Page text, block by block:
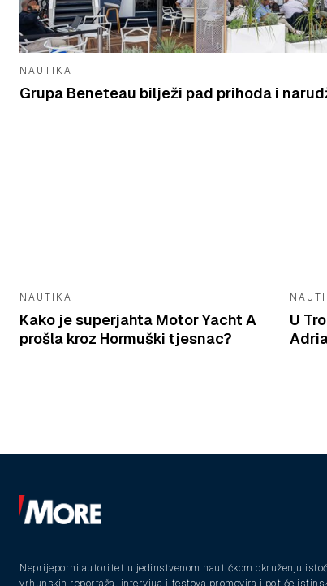
NAUTIKA
Grupa Beneteau bilježi pad prihoda i
NAUTIKA
Kako je superjahta Motor Yacht A
prošla kroz Hormuški tjesnac?
U
Neprijeporni autoritet u jedinstvenom nautičkom okruženju
vrhunskih reportaža, intervjua i testova promovira i potiče